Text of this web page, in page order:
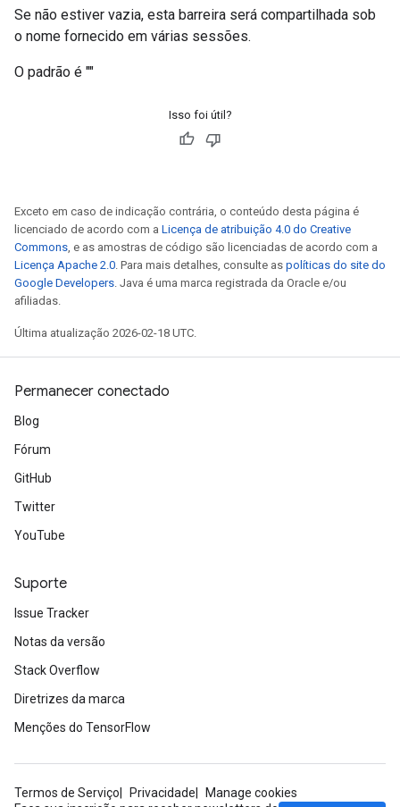
Se não estiver vazia, esta barreira será compartilhada sob
o nome fornecido em várias sessões.
O padrão é ""
Isso foi útil?
Exceto em caso de indicação contrária, o conteúdo desta página é
licenciado de acordo com a Licença de atribuição 4.0 do Creative
Commons, e as amostras de código são licenciadas de acordo com a
Licença Apache 2.0. Para mais detalhes, consulte as políticas do site do
Google Developers. Java é uma marca registrada da Oracle e/ou
afiliadas.
Última atualização 2026-02-18 UTC.
Permanecer conectado
Blog
Fórum
GitHub
Twitter
YouTube
Suporte
Issue Tracker
Notas da versão
Stack Overflow
Diretrizes da marca
Menções do TensorFlow
Termos de Serviço Privacidade
Manage cookies